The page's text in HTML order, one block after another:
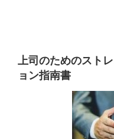
上司のためのスト
ョン指南書